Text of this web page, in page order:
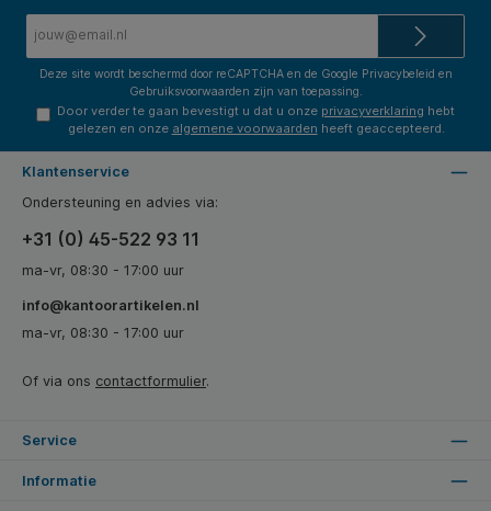
Deze site wordt beschermd door reCAPTCHA en de Google Privacybeleid en
Gebruiksvoorwaarden zijn van toepassing.
Door verder te gaan bevestigt u dat u onze privacyverklaring hebt
gelezen en onze algemene voorwaarden heeft geaccepteerd.
Klantenservice
Ondersteuning en advies via:
+31 (0) 45-522 93 11
ma-vr, 08:30 - 17:00 uur
info@kantoorartikelen.nl
ma-vr, 08:30 - 17:00 uur
Of via ons contactformulier.
Service
Informatie